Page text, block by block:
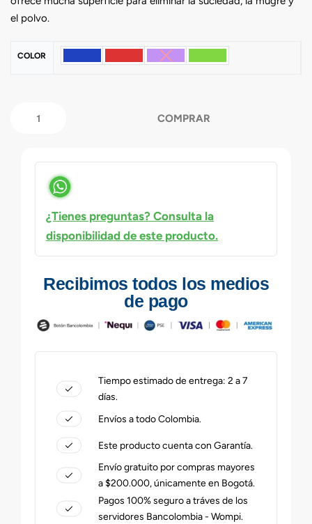
el polvo.
COLOR
COMPRAR
¿Tienes preguntas? Consulta la
disponibilidad de este producto.
Recibimos todos los medios
de pago
Tiempo estimado de entrega: 2 a 7
días.
Envíos a todo Colombia.
Este producto cuenta con Garantía.
Envío gratuito por compras mayores
a $200.000, únicamente en Bogotá.
Pagos 100% seguro a tráves de los
servidores Bancolombia - Wompi.